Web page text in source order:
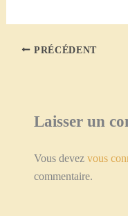
PRÉCÉDENT
Laisser un
Vous devez vous
commentaire.